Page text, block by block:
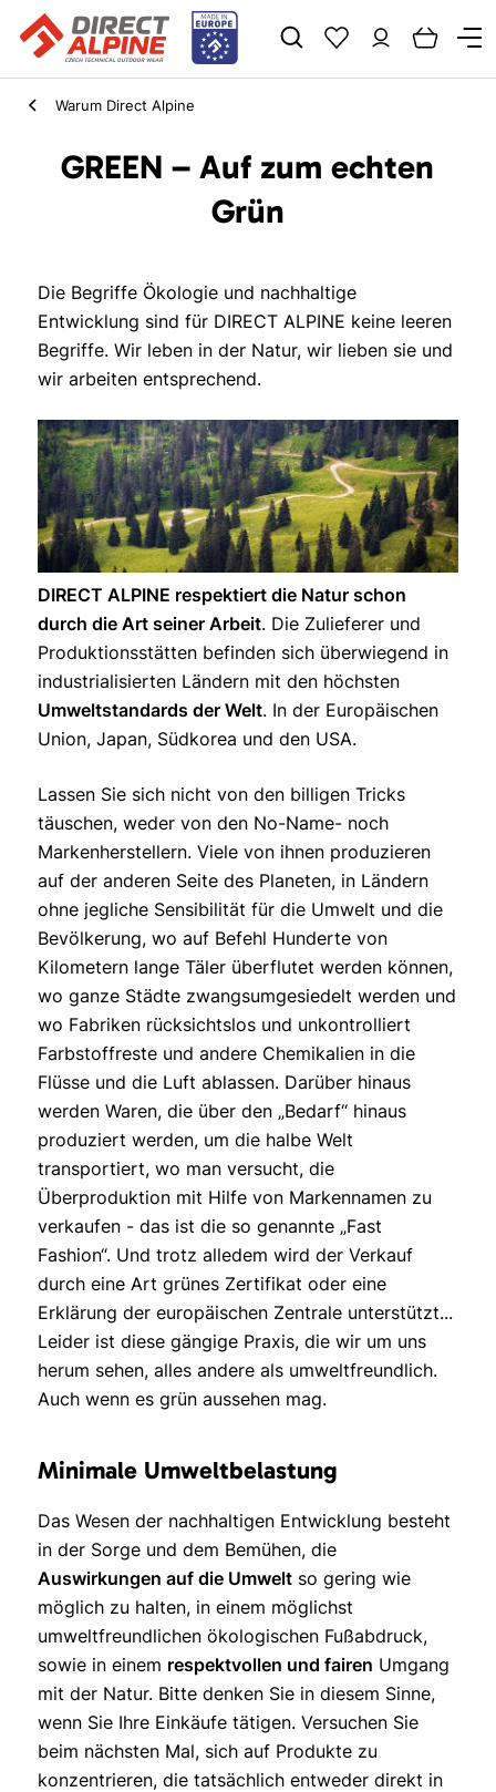
Warum Direct Alpine
GREEN – Auf zum echten
Grün
Die Begriffe Ökologie und nachhaltige
Entwicklung sind für DIRECT ALPINE keine leeren
Begriffe. Wir leben in der Natur, wir lieben sie und
wir arbeiten entsprechend.
DIRECT ALPINE respektiert die Natur schon
durch die Art seiner Arbeit. Die Zulieferer und
Produktionsstätten befinden sich überwiegend in
industrialisierten Ländern mit den höchsten
Umweltstandards der Welt. In der Europäischen
Union, Japan, Südkorea und den USA.
Lassen Sie sich nicht von den billigen Tricks
täuschen, weder von den No-Name- noch
Markenherstellern. Viele von ihnen produzieren
auf der anderen Seite des Planeten, in Ländern
ohne jegliche Sensibilität für die Umwelt und die
Bevölkerung, wo auf Befehl Hunderte von
Kilometern lange Täler überflutet werden können,
wo ganze Städte zwangsumgesiedelt werden und
wo Fabriken rücksichtslos und unkontrolliert
Farbstoffreste und andere Chemikalien in die
Flüsse und die Luft ablassen. Darüber hinaus
werden Waren, die über den „Bedarf“ hinaus
produziert werden, um die halbe Welt
transportiert, wo man versucht, die
Überproduktion mit Hilfe von Markennamen zu
verkaufen - das ist die so genannte „Fast
Fashion“. Und trotz alledem wird der Verkauf
durch eine Art grünes Zertifikat oder eine
Erklärung der europäischen Zentrale unterstützt...
Leider ist diese gängige Praxis, die wir um uns
herum sehen, alles andere als umweltfreundlich.
Auch wenn es grün aussehen mag.
Minimale Umweltbelastung
Das Wesen der nachhaltigen Entwicklung besteht
in der Sorge und dem Bemühen, die
Auswirkungen auf die Umwelt so gering wie
möglich zu halten, in einem möglichst
umweltfreundlichen ökologischen Fußabdruck,
sowie in einem respektvollen und fairen Umgang
mit der Natur. Bitte denken Sie in diesem Sinne,
wenn Sie Ihre Einkäufe tätigen. Versuchen Sie
beim nächsten Mal, sich auf Produkte zu
konzentrieren, die tatsächlich entweder direkt in